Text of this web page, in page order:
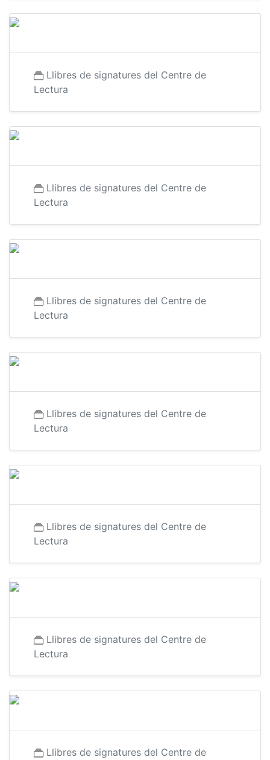
Llibres de signatures del Centre de
Lectura
Llibres de signatures del Centre de
Lectura
Llibres de signatures del Centre de
Lectura
Llibres de signatures del Centre de
Lectura
Llibres de signatures del Centre de
Lectura
Llibres de signatures del Centre de
Lectura
Llibres de signatures del Centre de